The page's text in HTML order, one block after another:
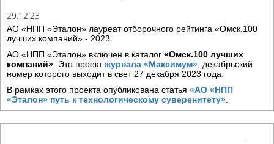
29.12.23
АО «НПП «Эталон» лауреат отборочного рейтинга «Омск.100
лучших компаний» - 2023
АО «НПП «Эталон» включен в каталог «Омск.100 лучших
компаний» . Это проектжурнала «Максимум» , декабрьский
номер которого выходит в свет 27 декабря 2023 года.
В рамках этого проекта опубликована статья «АО «НПП
«Эталон» путь к технологическому суверенитету»